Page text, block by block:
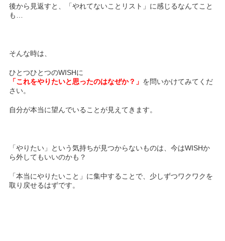
後から見返すと、「やれてないことリスト」に感じるなんてこと
も…
そんな時は、
ひとつひとつのWISHに
「これをやりたいと思ったのはなぜか？」 を問いかけてみてくだ
さい。
自分が本当に望んでいることが見えてきます。
「やりたい」という気持ちが見つからないものは、今はWISHか
ら外してもいいのかも？
「本当にやりたいこと」に集中することで、少しずつワクワクを
取り戻せるはずです。